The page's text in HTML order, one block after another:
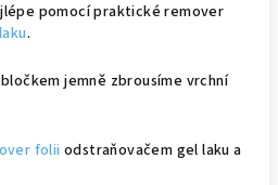
pomocí praktické remover
.
jemně zbrousíme vrchní
folii odstraňovačem gel laku a